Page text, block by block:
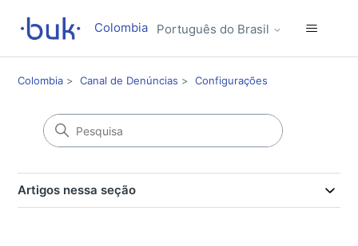
Colombia Português do Brasil
Colombia Canal de Denúncias Configurações
Artigos nessa seção